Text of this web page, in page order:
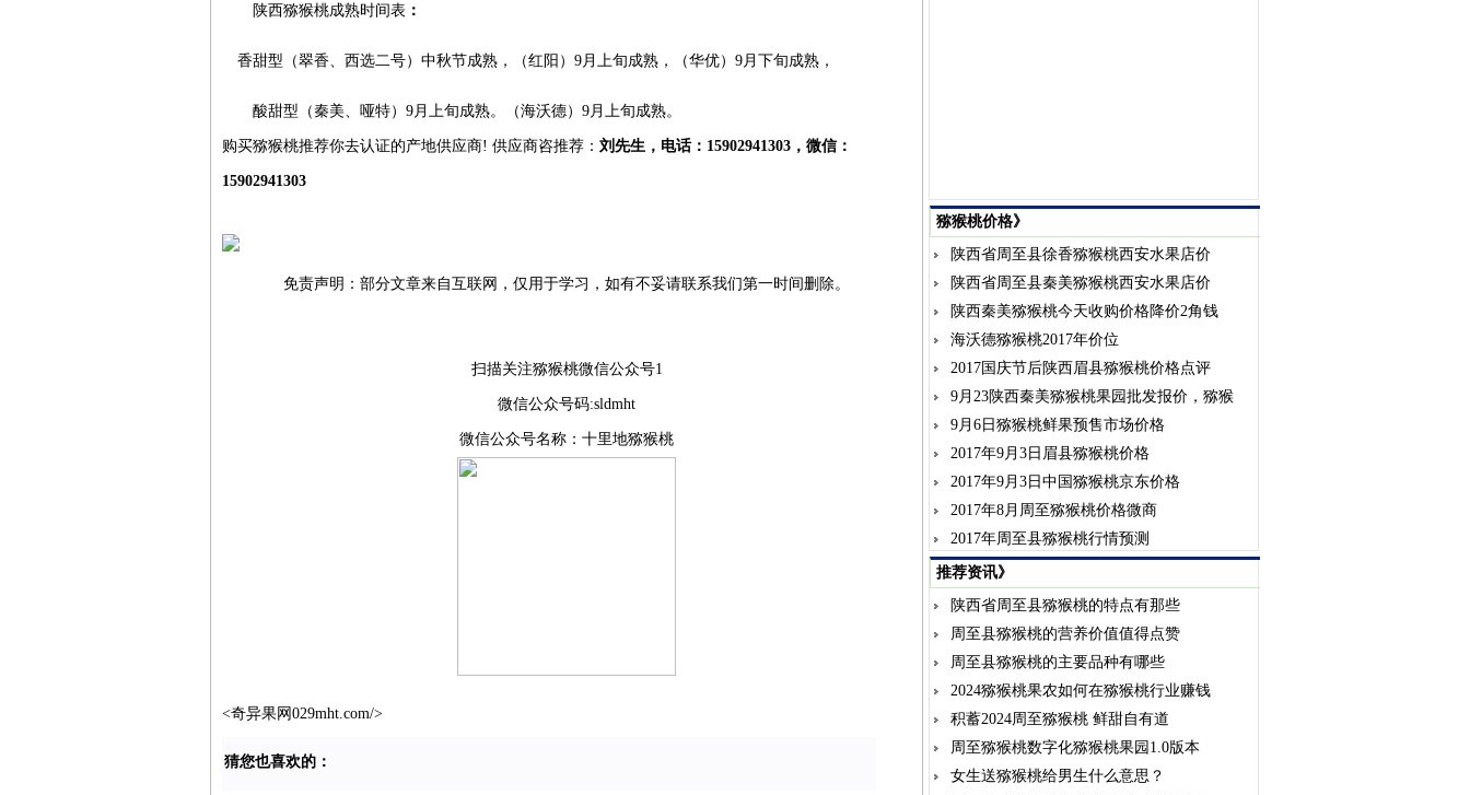
陕西猕猴桃成熟时间表 ：
香甜型（翠香、西选二号）中秋节成熟，（红阳 ）9月上旬成熟，（华优）9月下旬成熟，
酸甜型（秦美 哑特）9月上旬成熟。（海沃德）9月上旬成熟。
购买猕猴桃推荐你去认证的产地供应商! 供应商咨推荐： 刘先生，电话：15902941303，微信：
15902941303
免责声明：部分文章来自互联网，仅用于学习，如有不妥请联系我们第一时间删除。
扫描关注猕猴桃微信公众号1
微信公众号码:sldmht
微信公众号名称：十里地猕猴桃
<奇异果网029mht.com/>
猜您也喜欢的：
猕猴桃价格》
陕西省周至县徐香猕猴桃西安水果店价
陕西省周至县秦美猕猴桃西安水果店价
陕西秦美猕猴桃今天收购价格降价2角钱
海沃德猕猴桃2017年价位
2017国庆节后陕西眉县猕猴桃价格点评
9月23陕西秦美猕猴桃果园批发报价，猕猴
9月6日猕猴桃鲜果预售市场价格
2017年9月3日眉县猕猴桃价格
2017年9月3日中国猕猴桃京东价格
2017年8月周至猕猴桃价格微商
2017年周至县猕猴桃行情预测
推荐资讯》
陕西省周至县猕猴桃的特点有那些
周至县猕猴桃的营养价值值得点赞
周至县猕猴桃的主要品种有哪些
2024猕猴桃果农如何在猕猴桃行业赚钱
积蓄2024周至猕猴桃 鲜甜自有道
周至猕猴桃数字化猕猴桃果园1.0版本
女生送猕猴桃给男生什么意思？